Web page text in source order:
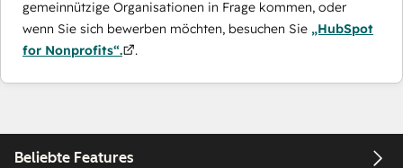
gemeinnützige Organisationen in Frage kommen, oder
wenn Sie sich bewerben möchten, besuchen Sie „HubSpot
for Nonprofits“.
.
Beliebte Features